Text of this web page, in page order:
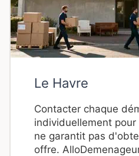
Le Havre
Contacter chaque
individuellement
ne garantit pas
offre.